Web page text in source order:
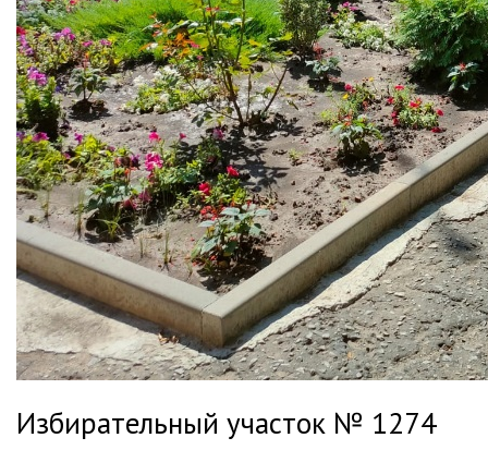
Избирательный участок № 1274